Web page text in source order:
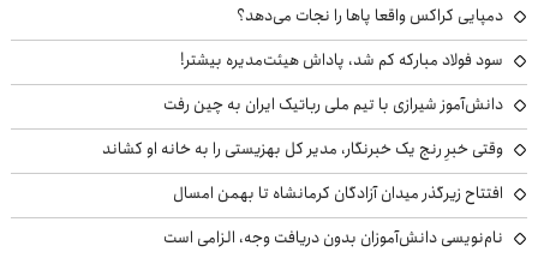
دمپایی کراکس واقعا پاها را نجات می‌دهد؟
سود فولاد مبارکه کم شد، پاداش هیئت‌مدیره بیشتر!
دانش‌آموز شیرازی با تیم ملی رباتیک ایران به چین رفت
وقتی خبرِ رنج یک خبرنگار، مدیر کل بهزیستی را به خانه او کشاند
افتتاح زیرگذر میدان آزادگان کرمانشاه تا بهمن امسال
نام‌نویسی دانش‌آموزان بدون دریافت وجه، الزامی است